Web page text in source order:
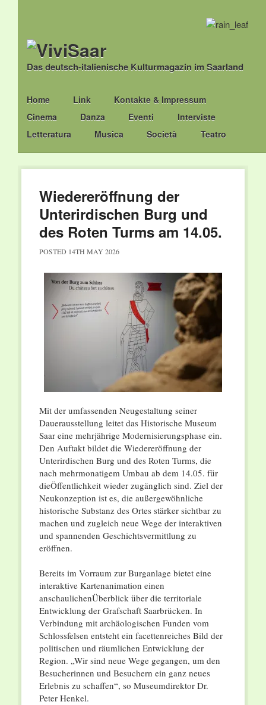
Das deutsch-italienische Kulturmagazin im Saarland
Main menu
Skip
to
content
Home Link
Kontakte & Impressum
Cinema
Danza Eventi
Interviste
Letteratura
Musica Società Teatro
Wiedereröffnung der
Unterirdischen Burg und
des Roten Turms am 14.05.
POSTED 14TH MAY 2026
Mit der umfassenden Neugestaltung seiner
Dauerausstellung leitet das Historische Museum
Saar eine mehrjährige Modernisierungsphase ein.
Den Auftakt bildet die Wiedereröffnung der
Unterirdischen Burg und des Roten Turms, die
nach mehrmonatigem Umbau ab dem 14.05. für
dieÖffentlichkeit wieder zugänglich sind. Ziel der
Neukonzeption ist es, die außergewöhnliche
historische Substanz des Ortes stärker sichtbar zu
machen und zugleich neue Wege der interaktiven
und spannenden Geschichtsvermittlung zu
eröffnen.
Bereits im Vorraum zur Burganlage bietet eine
interaktive Kartenanimation einen
anschaulichenÜberblick über die territoriale
Entwicklung der Grafschaft Saarbrücken. In
Verbindung mit archäologischen Funden vom
Schlossfelsen entsteht ein facettenreiches Bild der
politischen und räumlichen Entwicklung der
Region. „Wir sind neue Wege gegangen, um den
Besucherinnen und Besuchern ein ganz neues
Erlebnis zu schaffen“, so Museumdirektor Dr.
Peter Henkel.